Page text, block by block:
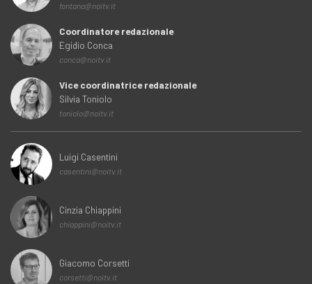
fontana@noitv.it
Coordinatore redazionale
Egidio Conca
conca@noitv.it
Vice coordinatrice redazionale
Silvia Toniolo
toniolo@noitv.it
Luigi Casentini
casentini@noitv.it
Cinzia Chiappini
chiappini@noitv.it
Giacomo Corsetti
corsetti@noitv.it